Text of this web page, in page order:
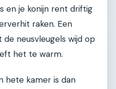
en je konijn rent driftig
raken. Een
neusvleugels wijd op
het te warm.
hete kamer is dan